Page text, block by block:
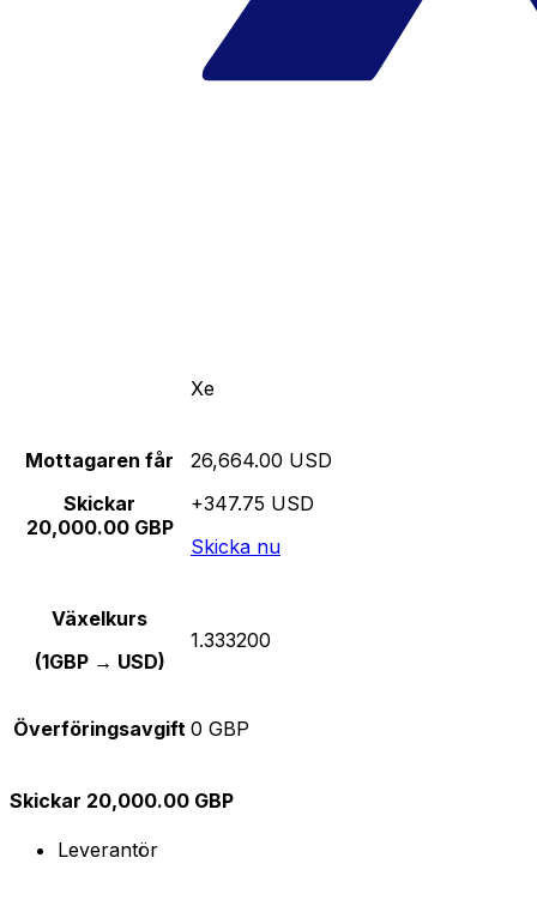
Xe
Mottagaren får
Skickar
20,000.00 GBP
26,664.00 USD
+347.75 USD
Skicka nu
Växelkurs
(1GBP → USD)
1.333200
Överföringsavgift 0 GBP
Skickar 20,000.00 GBP
Leverantör